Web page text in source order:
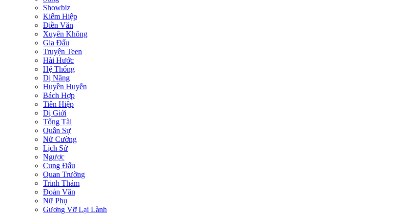
Showbiz
Kiếm Hiệp
Điền Văn
Xuyên Không
Gia Đấu
Truyện Teen
Hài Hước
Hệ Thống
Dị Năng
Huyền Huyễn
Bách Hợp
Tiên Hiệp
Dị Giới
Tổng Tài
Quân Sự
Nữ Cường
Lịch Sử
Ngược
Cung Đấu
Quan Trường
Trinh Thám
Đoản Văn
Nữ Phụ
Gương Vỡ Lại Lành